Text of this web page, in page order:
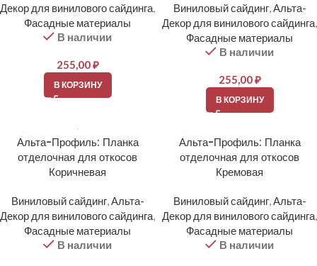
Декор для винилового сайдинга,
Фасадные материалы
В наличии
255,00₽
В КОРЗИНУ
Виниловый сайдинг,Альта-
Декор для винилового сайдинга,
Фасадные материалы
В наличии
255,00₽
В КОРЗИНУ
Альта-Профиль: Планка
отделочная для откосов
Коричневая
Виниловый сайдинг,Альта-
Декор для винилового сайдинга,
Фасадные материалы
В наличии
Альта-Профиль: Планка
отделочная для откосов
Кремовая
Виниловый сайдинг,Альта-
Декор для винилового сайдинга,
Фасадные материалы
В наличии